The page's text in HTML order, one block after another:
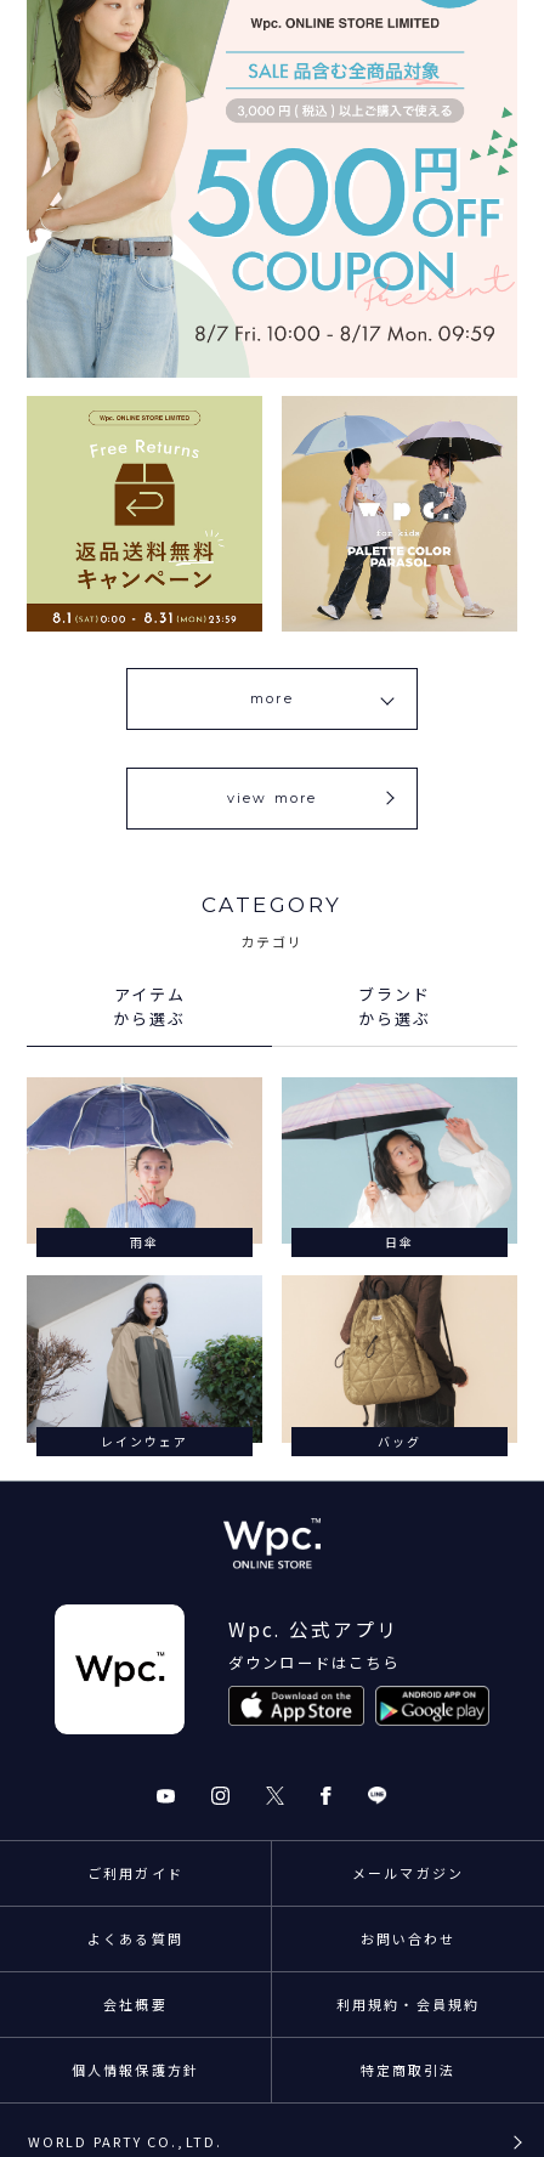
more
view more
CATEGORY
カテゴリ
アイテム
から選ぶ
ブランド
から選ぶ
雨傘 日傘
レインウェア バッグ
Wpc. 公式アプリ
ダウンロードはこちら
ご利用ガイド メールマガジン
よくある質問 お問い合わせ
会社概要 利用規約・会員規約
個人情報保護方針 特定商取引法
WORLD PARTY CO.,LTD.